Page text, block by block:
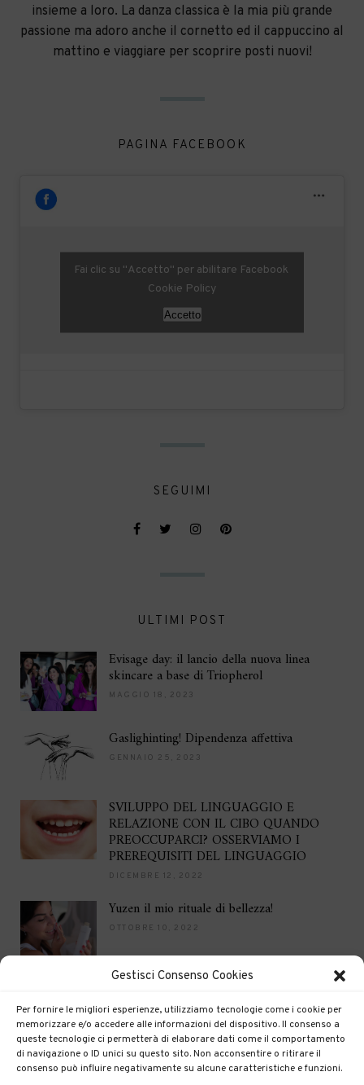
Gestisci Consenso Cookies
Per fornire le migliori esperienze, utilizziamo tecnologie come i cookie per
memorizzare e/o accedere alle informazioni del dispositivo. Il consenso a
queste tecnologie ci permetterà di elaborare dati come il comportamento
di navigazione o ID unici su questo sito. Non acconsentire o ritirare il
consenso può influire negativamente su alcune caratteristiche e funzioni.
insieme a loro. La danza classica è la mia più grande
passione ma adoro anche il cornetto ed il cappuccino al
mattino e viaggiare per scoprire posti nuovi!
PAGINA FACEBOOK
Fai clic su "Accetto" per abilitare Facebook
Cookie Policy
Accetto
SEGUIMI
ULTIMI POST
Evisage day: il lancio della nuova linea
skincare a base di Triopherol
MAGGIO 18, 2023
Gaslighinting! Dipendenza affettiva
GENNAIO 25, 2023
SVILUPPO DEL LINGUAGGIO E
RELAZIONE CON IL CIBO QUANDO
PREOCCUPARCI? OSSERVIAMO I
PREREQUISITI DEL LINGUAGGIO
DICEMBRE 12, 2022
Yuzen il mio rituale di bellezza!
OTTOBRE 10, 2022
DICEMBRE 16, 2021